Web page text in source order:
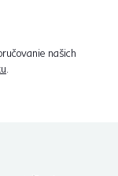
našich
.